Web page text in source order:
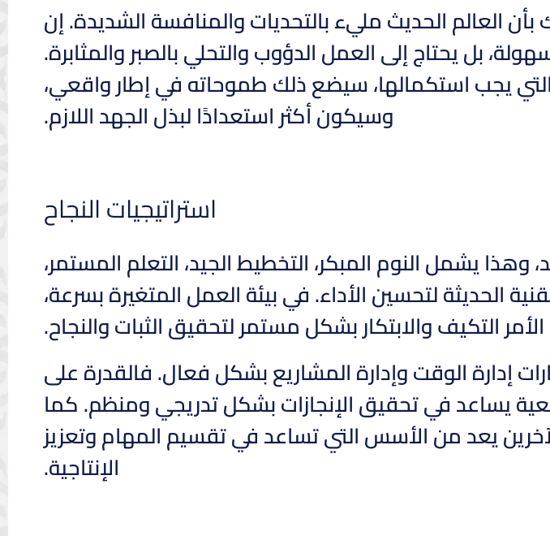
العالم الحديث مليء بالتحديات والمنافسة الشديدة. إن
بل يحتاج إلى العمل الدؤوب والتحلي بالصبر والمثابرة.
يجب استكمالها، سيضع ذلك طموحاته في إطار واقعي،
وسيكون أكثر استعدادًا لبذل الجهد اللازم.
استراتيجيات النجاح
يشمل النوم المبكر، التخطيط الجيد، التعلم المستمر،
الحديثة لتحسين الأداء. في بيئة العمل المتغيرة بسرعة،
التكيف والابتكار بشكل مستمر لتحقيق الثبات والنجاح.
إدارة الوقت وإدارة المشاريع بشكل فعال. فالقدرة على
يساعد في تحقيق الإنجازات بشكل تدريجي ومنظم. كما
يعد من الأسس التي تساعد في تقسيم المهام وتعزيز
الإنتاجية.